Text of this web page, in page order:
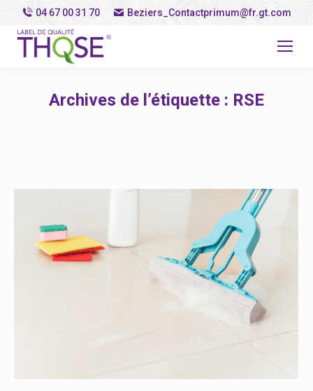
04 67 00 31 70 Beziers_Contactprimum@fr.gt.com
Archives de l’étiquette : RSE